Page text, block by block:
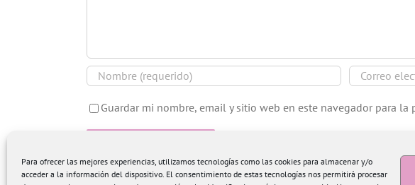
Para ofrecer las mejores experiencias, utilizamos tecnologías como las cookies para almacenar y/o
acceder a la información del dispositivo. El consentimiento de estas tecnologías nos permitirá procesar
Guardar mi nombre, email y sitio web en este navegador para la